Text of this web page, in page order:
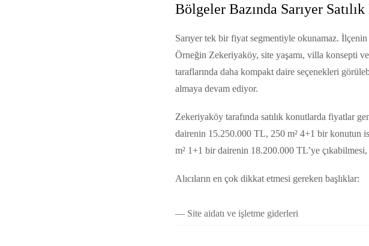
Bölgeler Bazında Sarıyer
Sarıyer tek bir fiyat segmentiyle okunamaz.
Örneğin Zekeriyaköy, site yaşamı, villa konsepti
taraflarında daha kompakt daire seçenekleri
almaya devam ediyor.
Zekeriyaköy tarafında satılık konutlarda fiyatlar
dairenin 15.250.000 TL, 250 m² 4+1 bir konutun
m² 1+1 bir dairenin 18.200.000 TL’ye
Alıcıların en çok dikkat etmesi gereken başlıklar:
Site aidatı ve işletme giderleri